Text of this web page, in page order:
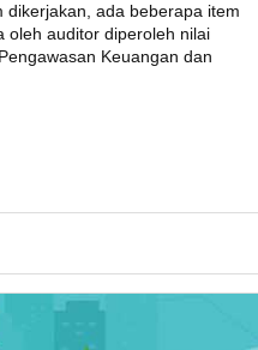
ada beberapa item
oleh auditor diperoleh nilai
Keuangan dan